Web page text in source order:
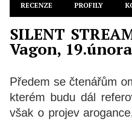
RECENZE PROFILY
SILENT
Vagon,
Předem se čtenářům
kterém budu dál
však o projev